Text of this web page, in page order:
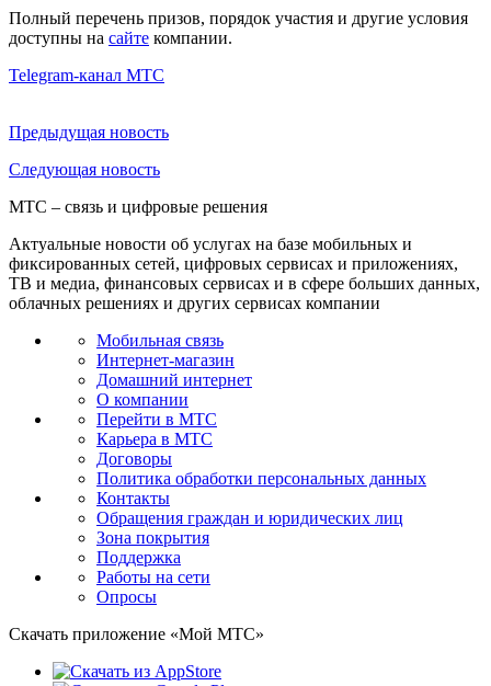
Полный перечень призов, порядок участия и другие условия
доступны на сайте компании.
Telegram-канал МТС
Предыдущая новость
Следующая новость
МТС – связь и цифровые решения
Актуальные новости об услугах на базе мобильных и
фиксированных сетей, цифровых сервисах и приложениях,
ТВ и медиа, финансовых сервисах и в сфере больших данных,
облачных решениях и других сервисах компании
Мобильная связь
Интернет-магазин
Домашний интернет
О компании
Перейти в МТС
Карьера в МТС
Договоры
Политика обработки персональных данных
Контакты
Обращения граждан и юридических лиц
Зона покрытия
Поддержка
Работы на сети
Опросы
Скачать приложение «Мой МТС»